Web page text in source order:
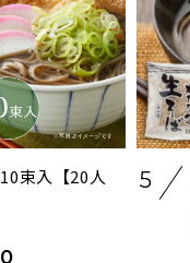
束入【20人
5